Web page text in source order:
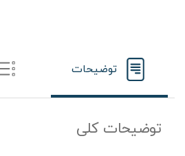
توضیحات
توضیحات کلی